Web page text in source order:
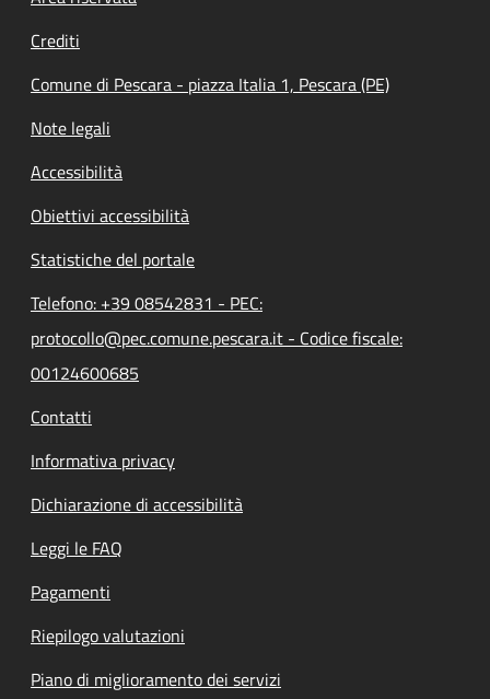
Crediti
Comune di Pescara - piazza Italia 1, Pescara (PE)
Note legali
Accessibilità
Obiettivi accessibilità
Statistiche del portale
Telefono: +39 08542831 - PEC:
protocollo@pec.comune.pescara.it - Codice fiscale:
00124600685
Contatti
Informativa privacy
Dichiarazione di accessibilità
Leggi le FAQ
Pagamenti
Riepilogo valutazioni
Piano di miglioramento dei servizi